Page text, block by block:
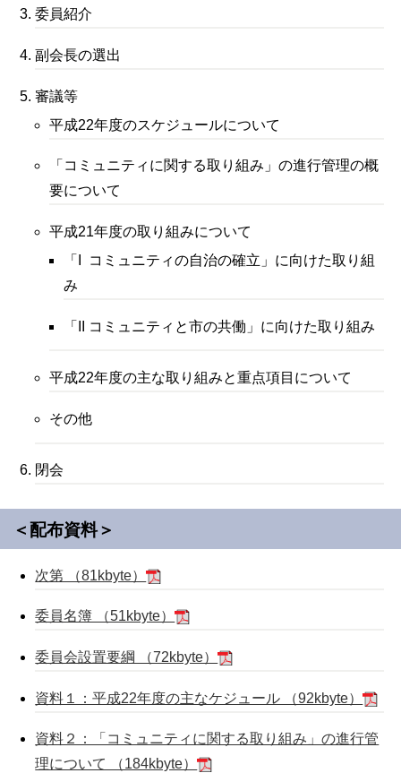
委員紹介
副会長の選出
審議等
平成22年度のスケジュールについて
「コミュニティに関する取り組み」の進行管理の概
要について
平成21年度の取り組みについて
「I コミュニティの自治の確立」に向けた取り組
み
「II コミュニティと市の共働」に向けた取り組み
平成22年度の主な取り組みと重点項目について
その他
閉会
＜配布資料＞
次第 （81kbyte）
委員名簿 （51kbyte）
委員会設置要綱 （72kbyte）
資料１：平成22年度の主なケジュール （92kbyte）
資料２：「コミュニティに関する取り組み」の進行管
理について （184kbyte）